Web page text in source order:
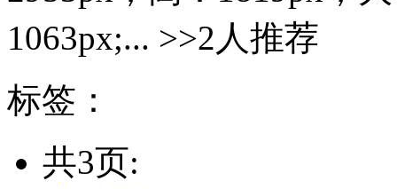
1063px;... >>2人推荐
标签：
共3页: